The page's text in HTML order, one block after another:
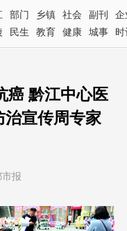
部门 乡镇 社会 副刊
企
民生 教育 健康 城事 时
癌 黔江中心医
治宣传周专家
报